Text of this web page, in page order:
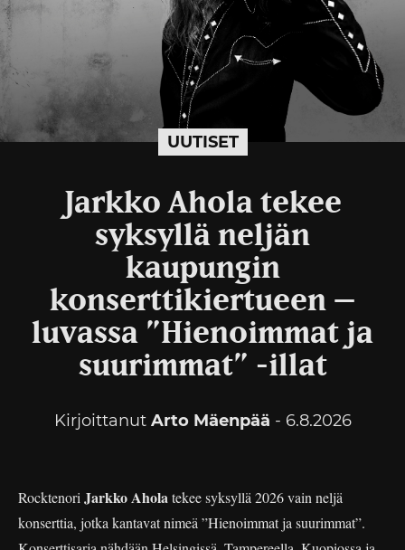
UUTISET
Jarkko Ahola tekee
syksyllä neljän
kaupungin
konserttikiertueen –
luvassa ”Hienoimmat ja
suurimmat” -illat
Kirjoittanut Arto Mäenpää - 6.8.2026
Rocktenori Jarkko Ahola tekee syksyllä 2026 vain neljä
konserttia, jotka kantavat nimeä ”Hienoimmat ja suurimmat”.